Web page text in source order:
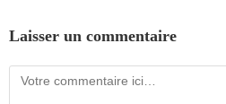
Laisser un commentaire